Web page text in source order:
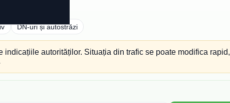
DN-uri și autostrăzi
autorităților. Situația din trafic se poate modifica rapid,